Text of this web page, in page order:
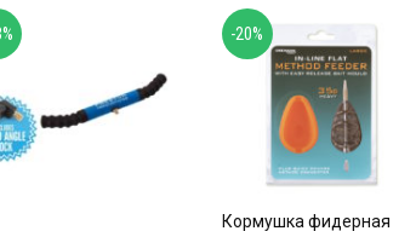
Кормушка фидерная
-20%